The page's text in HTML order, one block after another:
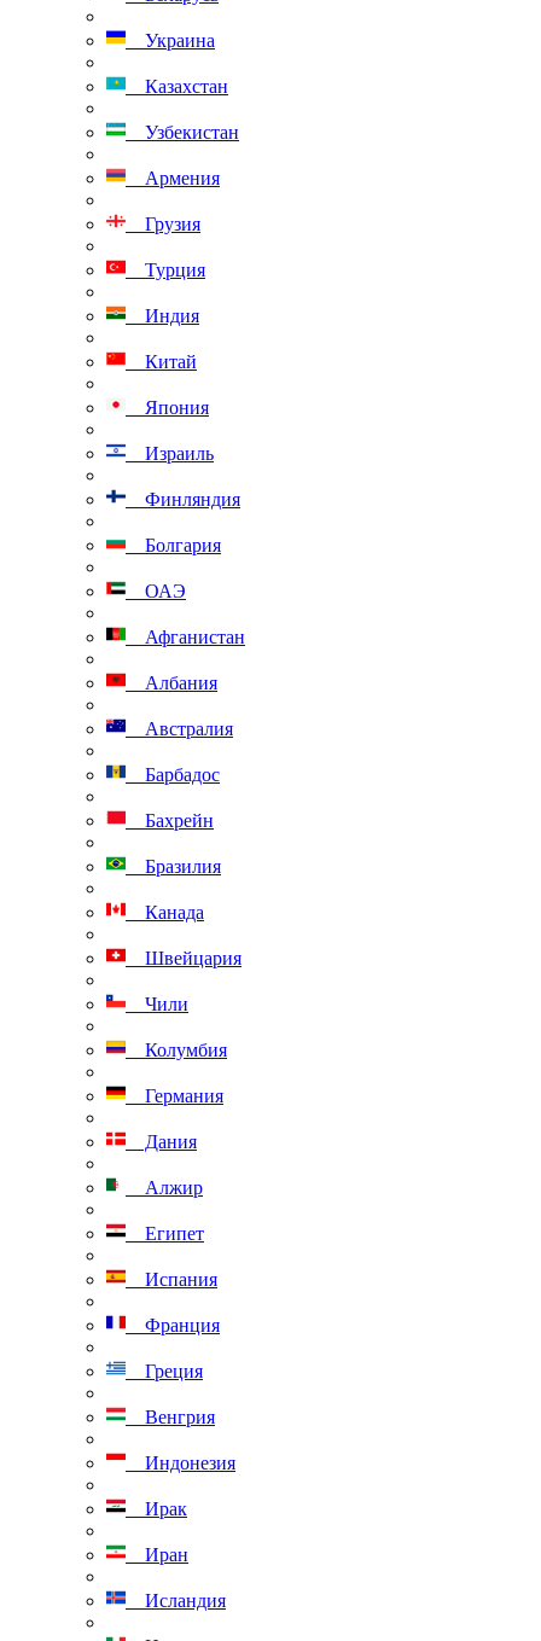
Украина
Казахстан
Узбекистан
Армения
Грузия
Турция
Индия
Китай
Япония
Израиль
Финляндия
Болгария
ОАЭ
Афганистан
Албания
Австралия
Барбадос
Бахрейн
Бразилия
Канада
Швейцария
Чили
Колумбия
Германия
Дания
Алжир
Египет
Испания
Франция
Греция
Венгрия
Индонезия
Ирак
Иран
Исландия